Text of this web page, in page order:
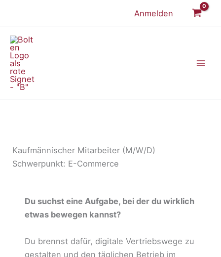
Anmelden
Kaufmännischer Mitarbeiter (M/W/D)
Schwerpunkt: E-Commerce
Du suchst eine Aufgabe, bei der du wirklich
etwas bewegen kannst?
Du brennst dafür, digitale Vertriebswege zu
gestalten und den täglichen Betrieb im